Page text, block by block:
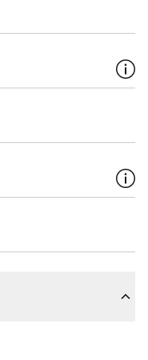
muuttuu
perustuvaan